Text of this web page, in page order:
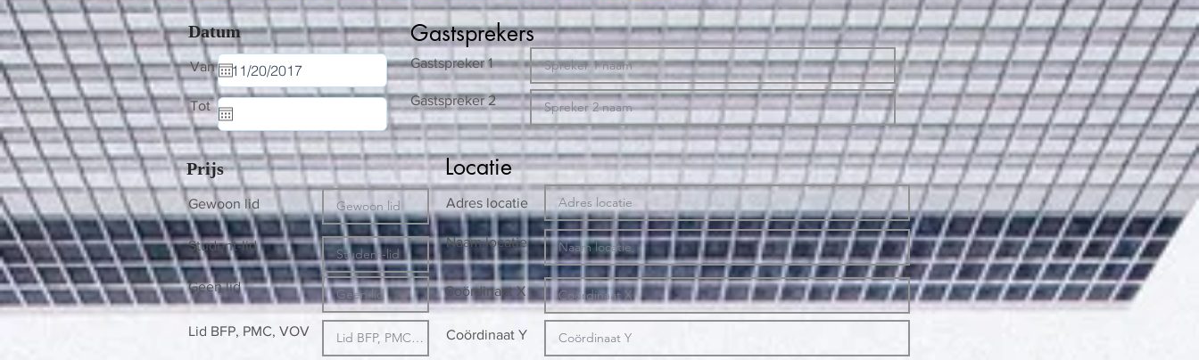
Datum
Van
Tot
Gastsprekers
Gastspreker 1
Gastspreker 2
Prijs
Gewoon lid
Locatie
Adres locatie
Student-lid
Geen lid
Naam locatie
Coördinaat X
Lid BFP, PMC, VOV Coördinaat Y